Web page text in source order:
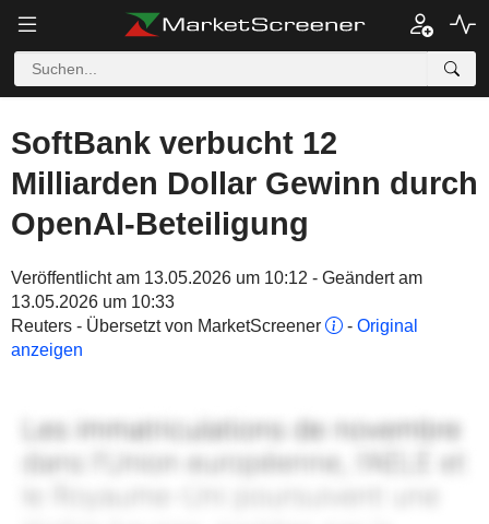
SoftBank verbucht 12
Milliarden Dollar Gewinn durch
OpenAI-Beteiligung
Veröffentlicht am 13.05.2026 um 10:12 - Geändert am
13.05.2026 um 10:33
Reuters - Übersetzt von MarketScreener
- Original
anzeigen